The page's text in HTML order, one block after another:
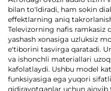
bilan to'ldiradi, ham sokin
effektlarning aniq
Televizorning nafis ramkasiz
yashash xonasiga uzluksiz
e'tiborini tasvirga qaratadi.
va ishonchli materiallari
kafolatlaydi. Ushbu model
funksiyasiga ega yuqori
qidirayotganlar uchun ajoyib